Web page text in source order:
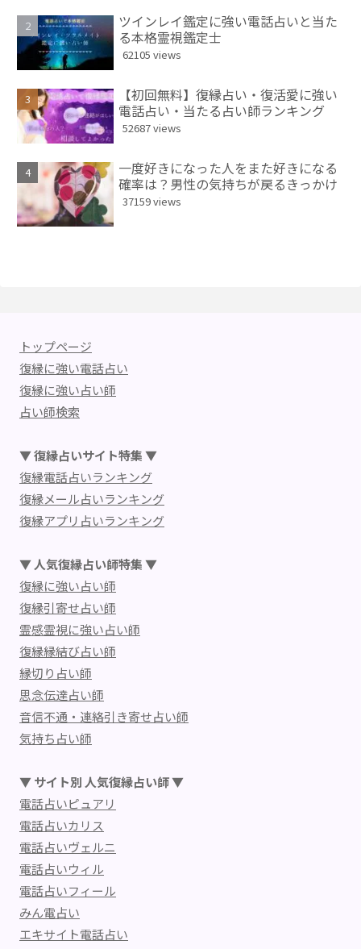
ツインレイ鑑定に強い電話占いと当た
る本格霊視鑑定士
62105 views
【初回無料】復縁占い・復活愛に強い
電話占い・当たる占い師ランキング
52687 views
一度好きになった人をまた好きになる
確率は？男性の気持ちが戻るきっかけ
37159 views
トップページ
復縁に強い電話占い
復縁に強い占い師
占い師検索
▼ 復縁占いサイト特集 ▼
復縁電話占いランキング
復縁メール占いランキング
復縁アプリ占いランキング
▼ 人気復縁占い師特集 ▼
復縁に強い占い師
復縁引寄せ占い師
霊感霊視に強い占い師
復縁縁結び占い師
縁切り占い師
思念伝達占い師
音信不通・連絡引き寄せ占い師
気持ち占い師
▼ サイト別 人気復縁占い師 ▼
電話占いピュアリ
電話占いカリス
電話占いヴェルニ
電話占いウィル
電話占いフィール
みん電占い
エキサイト電話占い